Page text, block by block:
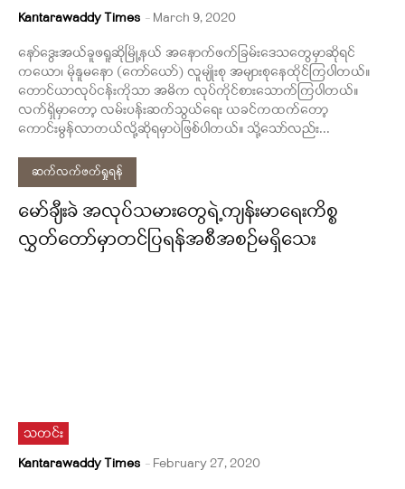
Kantarawaddy Times - March 9, 2020
နော်ဒွေးအယ်ခူဖရူဆိုမြို့နယ် အနောက်ဖက်ခြမ်းဒေသတွေမှာဆိုရင်
ကယော၊ မိုနူမနော (ကော်ယော်) လူမျိုးစု အများစုနေထိုင်ကြပါတယ်။
တောင်ယာလုပ်ငန်းကိုသာ အဓိက လုပ်ကိုင်စားသောက်ကြပါတယ်။
လက်ရှိမှာတော့ လမ်းပန်းဆက်သွယ်ရေး ယခင်ကထက်တော့
ကောင်းမွန်လာတယ်လို့ဆိုရမှာပဲဖြစ်ပါတယ်။ သို့သော်လည်း...
ဆက်လက်ဖတ်ရှုရန်
မော်ချီးခဲ အလုပ်သမားတွေရဲ့ကျန်းမာရေးကိစ္စ
လွှတ်တော်မှာတင်ပြရန်အစီအစဉ်မရှိသေး
သတင်း
Kantarawaddy Times - February 27, 2020